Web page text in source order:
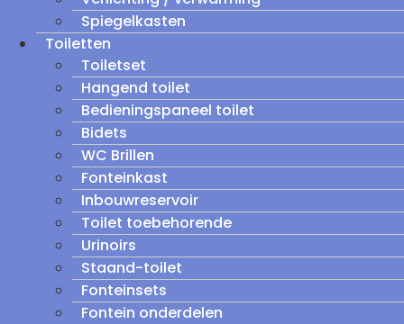
Spiegelkasten
Toiletten
Toiletset
Hangend toilet
Bedieningspaneel toilet
Bidets
WC Brillen
Fonteinkast
Inbouwreservoir
Toilet toebehorende
Urinoirs
Staand-toilet
Fonteinsets
Fontein onderdelen